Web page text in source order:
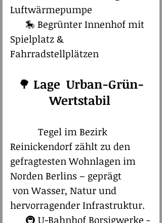
Luftwärmepumpe
🎠 Begrünter Innenhof mit
Spielplatz &
Fahrradstellplätzen​​​
🌳 Lage Urban-Grün-
Wertstabil
Tegel im Bezirk
Reinickendorf zählt zu den
gefragtesten Wohnlagen im
Norden Berlins – geprägt
von Wasser, Natur und
hervorragender Infrastruktur.
🚇 U-Bahnhof Borsigwerke -